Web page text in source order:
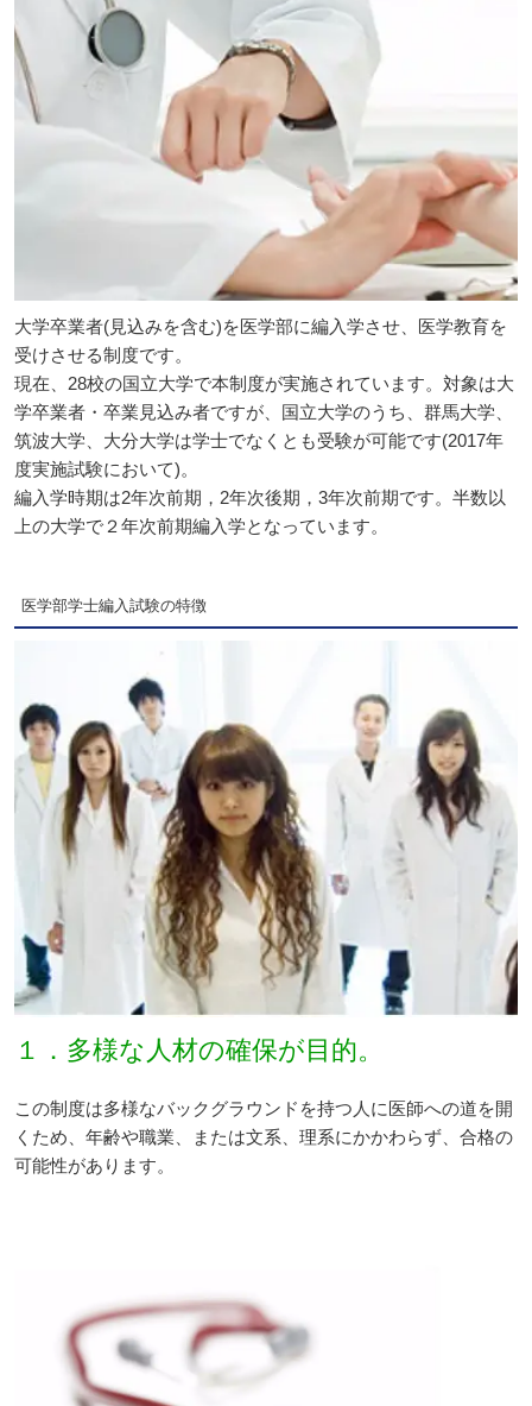
大学卒業者(見込みを含む)を医学部に編入学させ、医学教育を
受けさせる制度です。
現在、28校の国立大学で本制度が実施されています。対象は大
学卒業者・卒業見込み者ですが、国立大学のうち、群馬大学、
筑波大学、大分大学は学士でなくとも受験が可能です(2017年
度実施試験において)。
編入学時期は2年次前期，2年次後期，3年次前期です。半数以
上の大学で２年次前期編入学となっています。
医学部学士編入試験の特徴
１．多様な人材の確保が目的。
この制度は多様なバックグラウンドを持つ人に医師への道を開
くため、年齢や職業、または文系、理系にかかわらず、合格の
可能性があります。